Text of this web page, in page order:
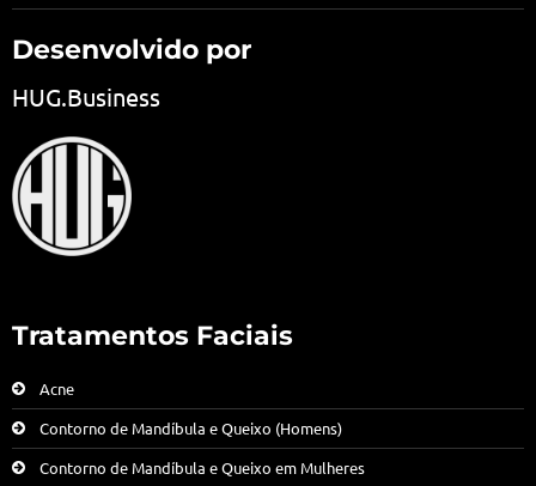
Desenvolvido por
HUG.Business
Tratamentos Faciais
Acne
Contorno de Mandíbula e Queixo (Homens)
Contorno de Mandíbula e Queixo em Mulheres